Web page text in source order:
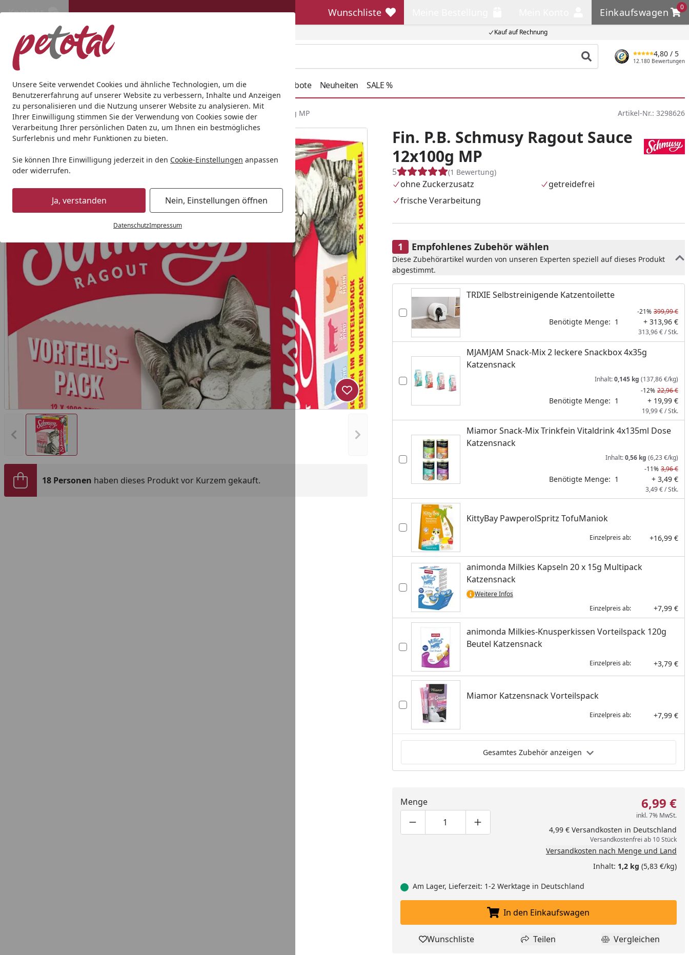
Unsere Seite verwendet Cookies und ähnliche Technologien, um die
Benutzererfahrung auf unserer Website zu verbessern, Inhalte und Anzeigen
zu personalisieren und die Nutzung unserer Website zu analysieren. Mit
Ihrer Einwilligung stimmen Sie der Verwendung von Cookies sowie der
Verarbeitung Ihrer persönlichen Daten zu, um Ihnen ein bestmögliches
Surferlebnis und mehr Funktionen zu bieten.
Sie können Ihre Einwilligung jederzeit in den Cookie-Einstellungen anpassen
oder widerrufen.
Ja, verstanden Nein, Einstellungen öffnen
DatenschutzImpressum
Kauf auf Rechnung
Kontakt Wunschliste
Wunschliste Einkaufswagen
0
Einkaufswagen
Produkt suchen
4,80 / 5
12.180 Bewertungen
Hund Katze Aquaristik Teich Andere Tierarten Geschenkideen Angebote Neuheiten SALE %
Startseite
Katze Katzennassfutter Schmusy Fin. P.B. Schmusy Ragout Sauce 12x100g MP Artikel-Nr.: 3298626
Vorheriges Bild anzeigen Nächstes Bild anzeigen
Produkt zur Wunschliste hinzufügen
18 Personen haben dieses Produkt vor Kurzem gekauft.
Fin. P.B. Schmusy Ragout Sauce
12x100g MP
5 (1 Bewertung)
ohne Zuckerzusatz
getreidefrei
frische Verarbeitung
Empfohlenes Zubehör wählen
Diese Zubehörartikel wurden von unseren Experten speziell auf dieses Produkt
abgestimmt.
TRIXIE Selbstreinigende Katzentoilette
-21% 399,99 €
Benötigte Menge: 1 + 313,96 €
313,96 € / Stk.
MJAMJAM Snack-Mix 2 leckere Snackbox 4x35g
Katzensnack
Inhalt:0,145 kg (137,86 €/kg)
-12% 22,96 €
Benötigte Menge: 1 + 19,99 €
19,99 € / Stk.
Miamor Snack-Mix Trinkfein Vitaldrink 4x135ml Dose
Katzensnack
Inhalt:0,56 kg (6,23 €/kg)
-11% 3,96 €
Benötigte Menge: 1 + 3,49 €
3,49 € / Stk.
KittyBay PawperolSpritz TofuManiok
Einzelpreis ab: +16,99 €
animonda Milkies Kapseln 20 x 15g Multipack
Katzensnack
Weitere Infos
Einzelpreis ab:
+7,99 €
animonda Milkies-Knusperkissen Vorteilspack 120g
Beutel Katzensnack
Einzelpreis ab: +3,79 €
Miamor Katzensnack Vorteilspack
Einzelpreis ab: +7,99 €
Gesamtes Zubehör anzeigen
Menge
Produktmenge um eins verringern
Produktmenge manuell eingeben
Produktmenge um eins erhöhen
6,99 €
inkl. 7% MwSt.
4,99 € Versandkosten in Deutschland
Versandkostenfrei ab 10 Stück
Versandkosten nach Menge und Land
Inhalt: 1,2 kg (5,83 €/kg)
Am Lager, Lieferzeit: 1-2 Werktage in Deutschland
In den Einkaufswagen legen
In den Einkaufswagen
Produkt zur Wunschliste hinzufügen
Wunschliste Teilen
Teilen Produkt
Vergleichen